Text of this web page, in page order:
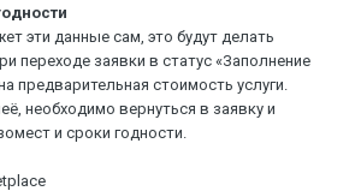
эти данные сам, это будут делать
переходе заявки в статус «Заполнение
предварительная стоимость услуги.
необходимо вернуться в заявку и
и сроки годности.